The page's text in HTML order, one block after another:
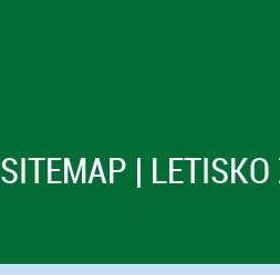
SITEMAP |